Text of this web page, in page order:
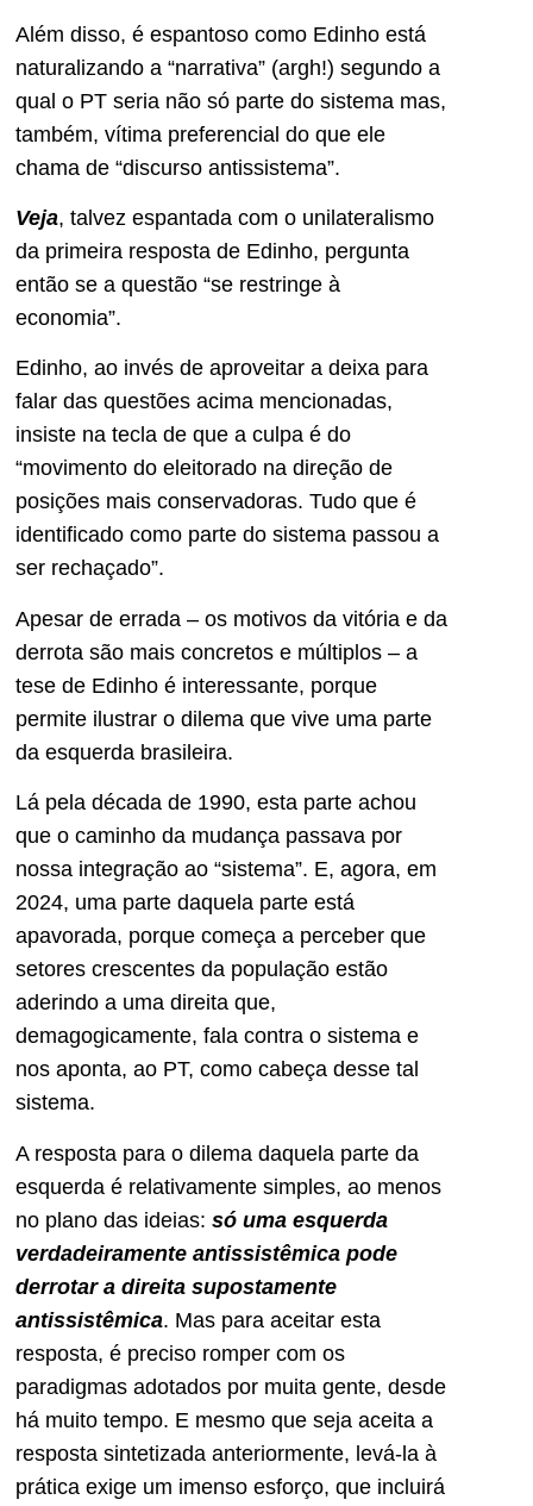
Além disso, é espantoso como Edinho está
naturalizando a “narrativa” (argh!) segundo a
qual o PT seria não só parte do sistema mas,
também, vítima preferencial do que ele
chama de “discurso antissistema”.
Veja, talvez espantada com o unilateralismo
da primeira resposta de Edinho, pergunta
então se a questão “se restringe à
economia”.
Edinho, ao invés de aproveitar a deixa para
falar das questões acima mencionadas,
insiste na tecla de que a culpa é do
“movimento do eleitorado na direção de
posições mais conservadoras. Tudo que é
identificado como parte do sistema passou a
ser rechaçado”.
Apesar de errada – os motivos da vitória e da
derrota são mais concretos e múltiplos – a
tese de Edinho é interessante, porque
permite ilustrar o dilema que vive uma parte
da esquerda brasileira.
Lá pela década de 1990, esta parte achou
que o caminho da mudança passava por
nossa integração ao “sistema”. E, agora, em
2024, uma parte daquela parte está
apavorada, porque começa a perceber que
setores crescentes da população estão
aderindo a uma direita que,
demagogicamente, fala contra o sistema e
nos aponta, ao PT, como cabeça desse tal
sistema.
A resposta para o dilema daquela parte da
esquerda é relativamente simples, ao menos
no plano das ideias: só uma esquerda
verdadeiramente antissistêmica pode
derrotar a direita supostamente
antissistêmica. Mas para aceitar esta
resposta, é preciso romper com os
paradigmas adotados por muita gente, desde
há muito tempo. E mesmo que seja aceita a
resposta sintetizada anteriormente, levá-la à
prática exige um imenso esforço, que incluirá